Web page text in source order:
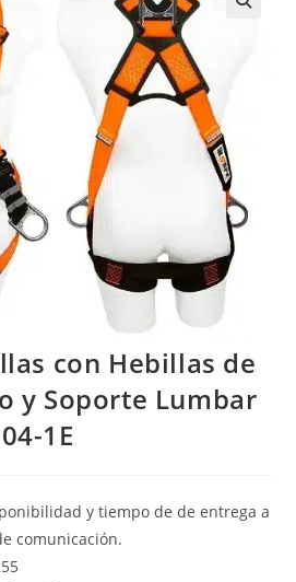
con Hebillas de
y Soporte Lumbar
1E
y tiempo de de entrega a
comunicación.